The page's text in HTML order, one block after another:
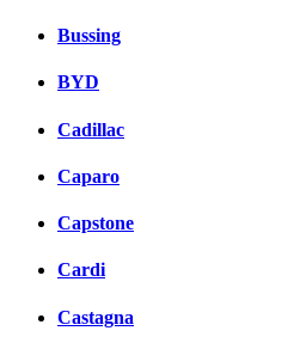
Bussing
BYD
Cadillac
Caparo
Capstone
Cardi
Castagna